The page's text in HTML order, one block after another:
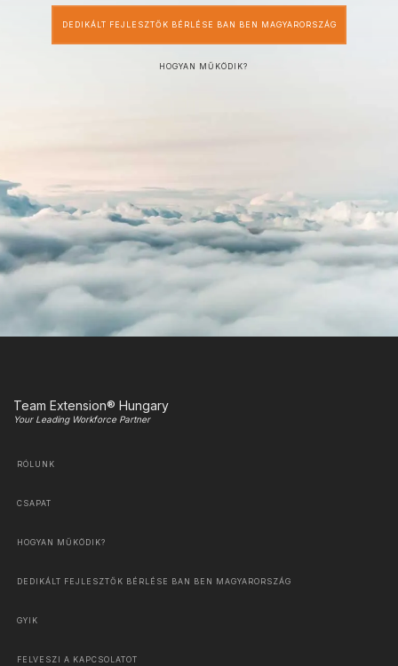
DEDIKÁLT FEJLESZTŐK BÉRLÉSE BAN BEN MAGYARORSZÁG
HOGYAN MŰKÖDIK?
Team Extension® Hungary
Your Leading Workforce Partner
RÓLUNK
CSAPAT
HOGYAN MŰKÖDIK?
DEDIKÁLT FEJLESZTŐK BÉRLÉSE BAN BEN MAGYARORSZÁG
GYIK
FELVESZI A KAPCSOLATOT